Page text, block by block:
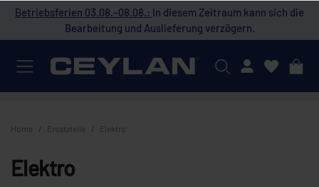
Betriebsferien 03.08.–08.08.: In diesem Zeitraum kann sich die
Bearbeitung und Auslieferung verzögern.
Mein Konto
Home Ersatzteile Elektro
Elektro